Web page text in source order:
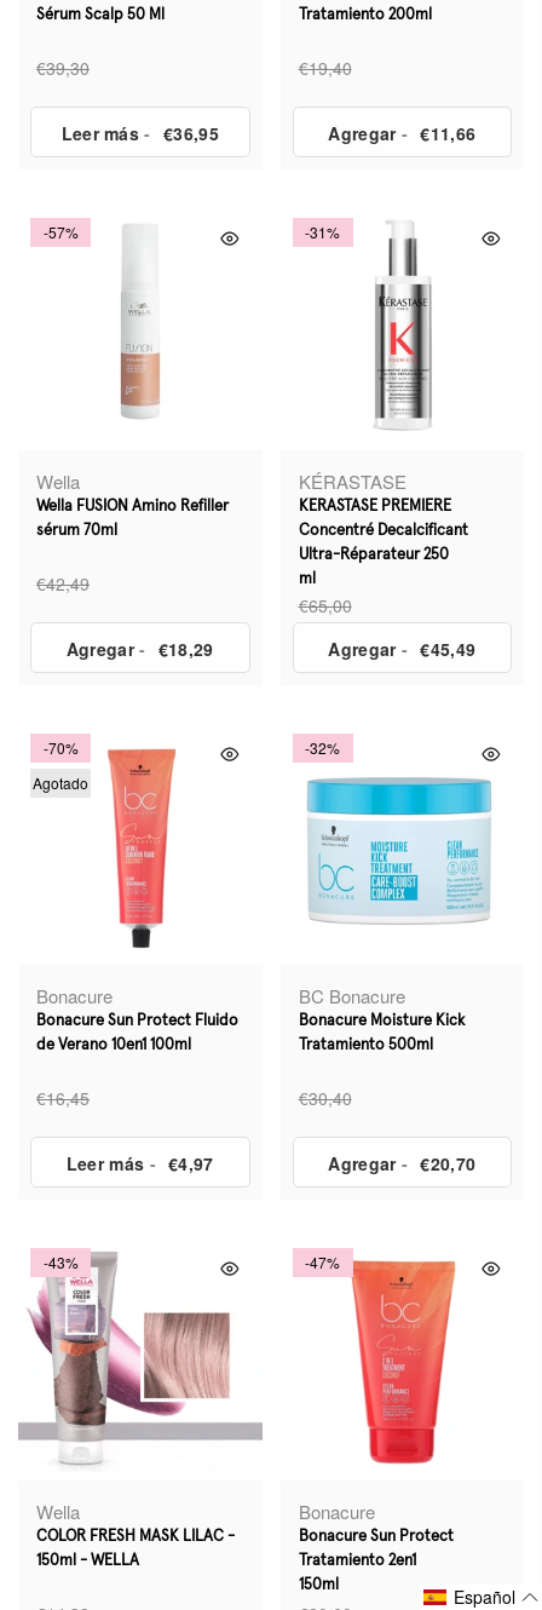
Sérum Scalp 50 Ml
€39,30
Leer más - €36,95
Tratamiento 200ml
€19,40
Agregar- €11,66
-57%
Wella
Wella FUSION Amino Refiller
sérum 70ml
€42,49
Agregar- €18,29
-31%
KÉRASTASE
KERASTASE PREMIERE
Concentré Decalcificant
Ultra-Réparateur 250
ml
€65,00
Agregar- €45,49
-70%
Agotado
Bonacure
Bonacure Sun Protect Fluido
de Verano 10en1 100ml
€16,45
Leer más - €4,97
-32%
BC Bonacure
Bonacure Moisture Kick
Tratamiento 500ml
€30,40
Agregar- €20,70
-43%
Wella
COLOR FRESH MASK LILAC -
150ml - WELLA
-47%
Bonacure
Bonacure Sun Protect
Tratamiento 2en1
150ml
Español